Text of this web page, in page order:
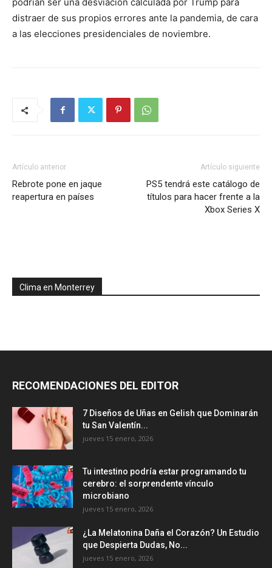
distraer de sus propios errores ante la pandemia, de cara
a las elecciones presidenciales de noviembre.
Artículo anterior
Rebrote pone en jaque
reapertura en países
Artículo siguiente
PS5 tendrá este catálogo de
títulos para hacer frente a la
Xbox Series X
Clima en Monterrey
RECOMENDACIONES DEL EDITOR
7 Diseños de Uñas en Gelish que Dominarán
tu San Valentín...
jueves 15 enero, 2026
Tu intestino podría estar programando tu
cerebro: el sorprendente vínculo
microbiano
jueves 15 enero, 2026
¿La Melatonina Daña el Corazón? Un Estudio
que Despierta Dudas, No...
jueves 15 enero, 2026